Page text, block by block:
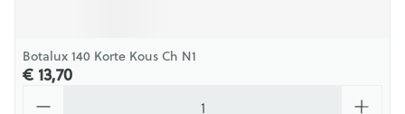
Botalux 140 Korte Kous Ch N1
€ 13,70